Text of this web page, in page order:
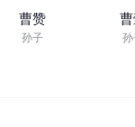
曹赞
孙子